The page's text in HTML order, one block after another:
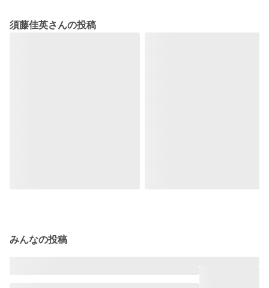
須藤佳英さんの投稿
みんなの投稿